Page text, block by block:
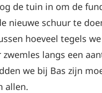
de tuin in om de
nieuwe schuur te
hoeveel tegels
zwemles langs een
we bij Bas zijn
allen.